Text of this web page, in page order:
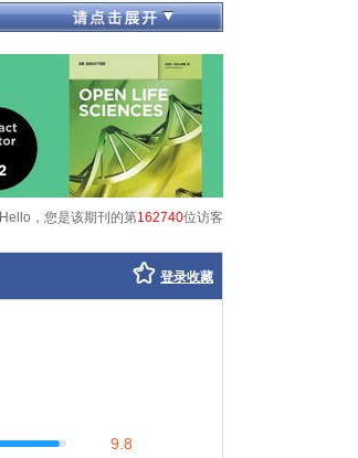
Hello，您是该期刊的第162740位访客
登录收藏
9.8